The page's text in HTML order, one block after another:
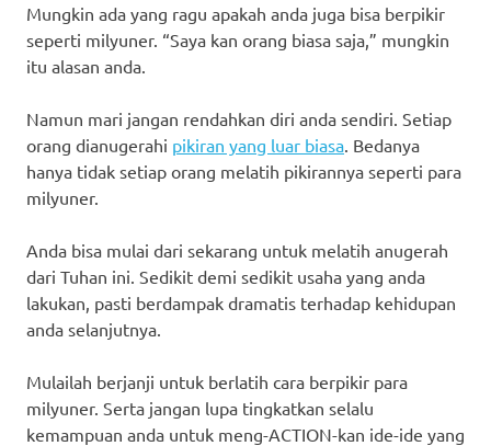
Mungkin ada yang ragu apakah anda juga bisa berpikir
seperti milyuner. “Saya kan orang biasa saja,” mungkin
itu alasan anda.
Namun mari jangan rendahkan diri anda sendiri. Setiap
orang dianugerahi pikiran yang luar biasa . Bedanya
hanya tidak setiap orang melatih pikirannya seperti para
milyuner.
Anda bisa mulai dari sekarang untuk melatih anugerah
dari Tuhan ini. Sedikit demi sedikit usaha yang anda
lakukan, pasti berdampak dramatis terhadap kehidupan
anda selanjutnya.
Mulailah berjanji untuk berlatih cara berpikir para
milyuner. Serta jangan lupa tingkatkan selalu
kemampuan anda untuk meng-ACTION-kan ide-ide yang